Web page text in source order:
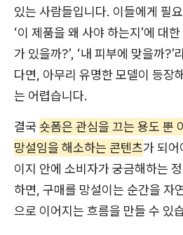
있는 사람들입니다. 이들에게 필
‘이 제품을 왜 사야 하는지’에 대
가 있을까?’, ‘내 피부에 맞을까
다면, 아무리 유명한 모델이 등장
는 어렵습니다.
결국 숏폼은 관심을 끄는 용도 뿐
망설임을 해소하는 콘텐츠가 되어
이지 안에 소비자가 궁금해하는
하면, 구매를 망설이는 순간을 자
으로 이어지는 흐름을 만들 수 있